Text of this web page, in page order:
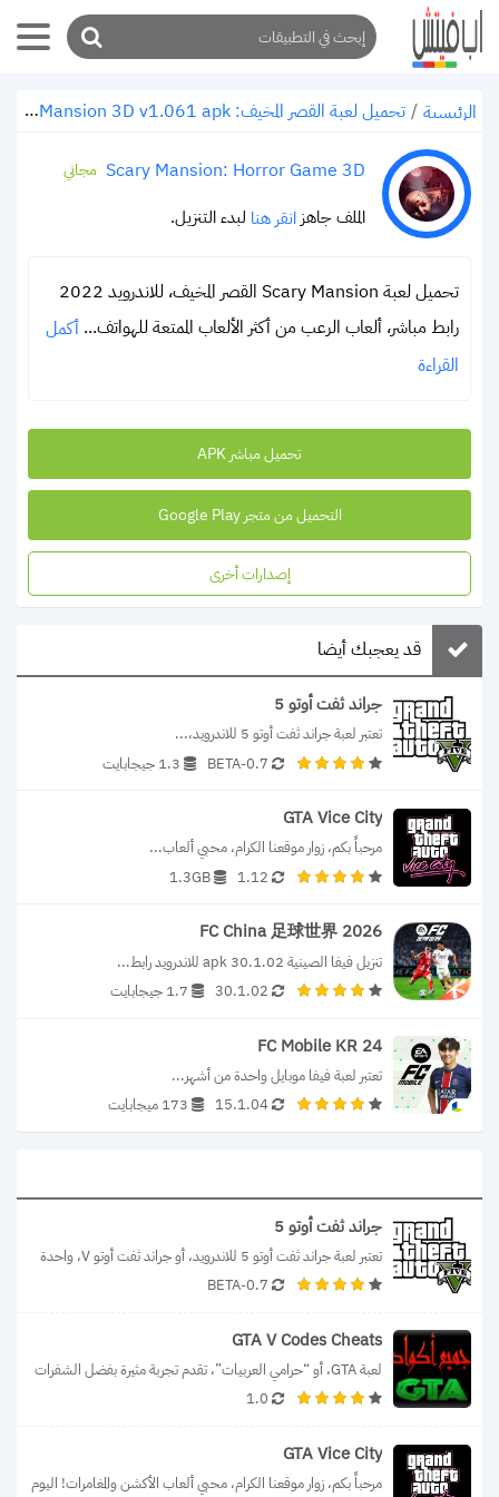
الرئيسية / تحميل لعبة القصر المخيف: Scary Mansion 3D v1.061 apk‏ للاندرويد رابط مباشر 2022 (الهروب من الخوف)
Scary Mansion: Horror Game 3D‏ مجاني
الملف جاهز انقر هنا لبدء التنزيل.
تحميل لعبة Scary Mansion القصر المخيف، للاندرويد 2022
رابط مباشر، ألعاب الرعب من أكثر الألعاب الممتعة للهواتف... أكمل
القراءة
تحميل مباشر APK
التحميل من متجر Google Play
إصدارات أخرى
قد يعجبك أيضا
جراند ثفت أوتو 5
تعتبر لعبة جراند ثفت أوتو 5 للاندرويد،...
0.7-BETA
1.3 جيجابايت
GTA Vice City
مرحباً بكم، زوار موقعنا الكرام، محبي ألعاب...
1.12
1.3GB
FC China 足球世界 2026
تنزيل فيفا الصينية 30.1.02 apk للاندرويد رابط...
30.1.02
1.7 جيجابايت
FC Mobile KR 24
تعتبر لعبة فيفا موبايل واحدة من أشهر...
15.1.04
173 ميجابايت
جراند ثفت أوتو 5
من...
0.7-BETA
GTA V Codes Cheats
التي تمنح اللاعبين قوى...
1.0
GTA Vice City